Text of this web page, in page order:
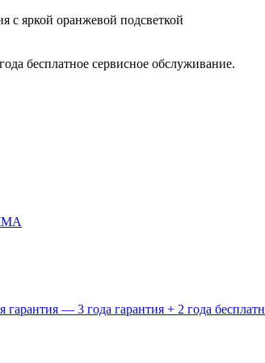
с яркой оранжевой подсветкой
бесплатное сервисное обслуживание.
гарантия — 3 года гарантия + 2 года